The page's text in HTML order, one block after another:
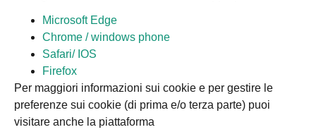
Microsoft Edge
Chrome / windows phone
Safari/ IOS
Firefox
Per maggiori informazioni sui cookie e per gestire le
preferenze sui cookie (di prima e/o terza parte) puoi
visitare anche la piattaforma